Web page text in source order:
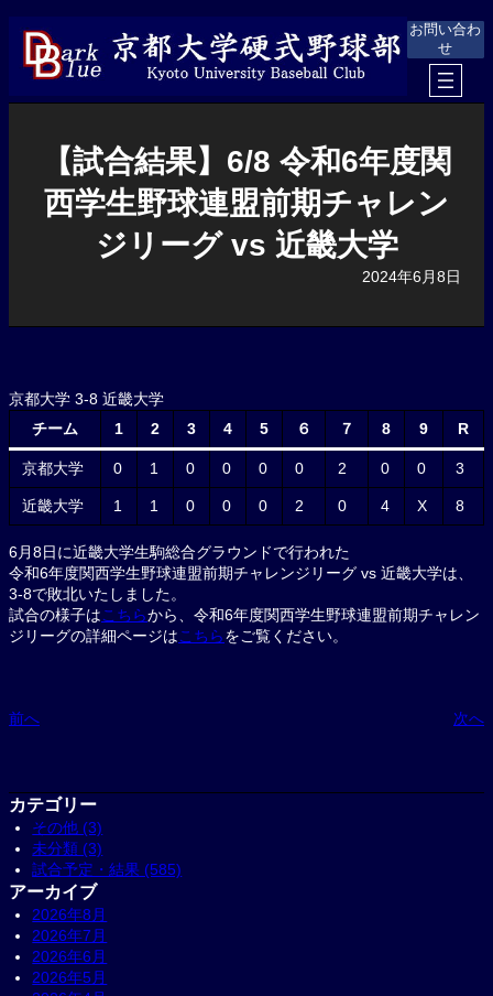
キ
お問い合わ
せ
【試合結果】6/8 令和6年度関
西学生野球連盟前期チャレン
ジリーグ vs 近畿大学
2024年6月8日
京都大学 3-8 近畿大学
チーム
1 2 3 4 5 ６ ７ 8 9 R
京都大学 0 1 0 0 0 0 2 0 0 3
近畿大学 1 1 0 0 0 2 0 4 X 8
6月8日に近畿大学生駒総合グラウンドで行われた
令和6年度関西学生野球連盟前期チャレンジリーグ vs 近畿大学は、
3-8で敗北いたしました。
試合の様子はこちらから、令和6年度関西学生野球連盟前期チャレン
ジリーグの詳細ページはこちらをご覧ください。
前へ 次へ
カテゴリー
その他 (3)
未分類 (3)
試合予定・結果 (585)
アーカイブ
2026年8月
2026年7月
2026年6月
2026年5月